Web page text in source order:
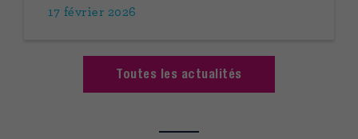
17 février 2026
Toutes les actualités